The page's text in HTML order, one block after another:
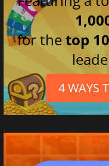
for thetop
4 WAYS